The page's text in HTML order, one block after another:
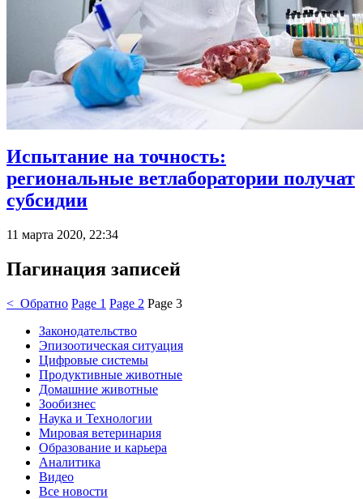
Испытание на точность:
региональные ветлаборатории получат
субсидии
11 марта 2020, 22:34
Пагинация записей
< Обратно Page 1 Page 2 Page 3
Законодательство
Эпизоотическая ситуация
Цифровые системы
Продуктивные животные
Домашние животные
Зообизнес
Наука и Технологии
Мировая ветеринария
Образование и карьера
Аналитика
Видео
Все новости